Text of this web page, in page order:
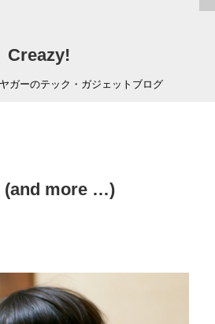
Creazy!
ガーのテック・ガジェットブログ
(and more …)